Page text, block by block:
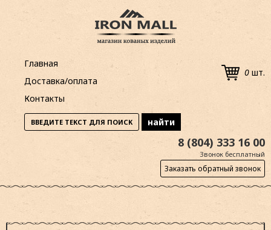
Главная
Доставка/оплата
Контакты
0 шт.
8 (804) 333 16 00
Звонок бесплатный
Заказать обратный звонок